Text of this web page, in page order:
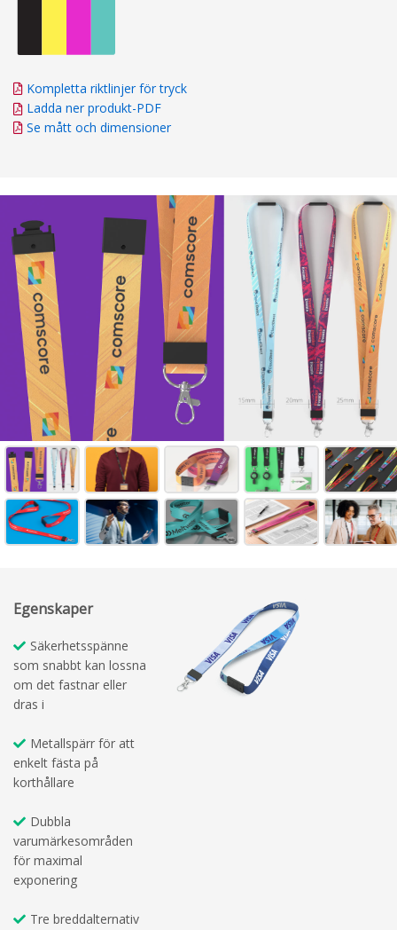
Kompletta riktlinjer för tryck
Ladda ner produkt-PDF
Se mått och dimensioner
Egenskaper
Säkerhetsspänne
som snabbt kan lossna
om det fastnar eller
dras i
Metallspärr för att
enkelt fästa på
korthållare
Dubbla
varumärkesområden
för maximal
exponering
Tre breddalternativ